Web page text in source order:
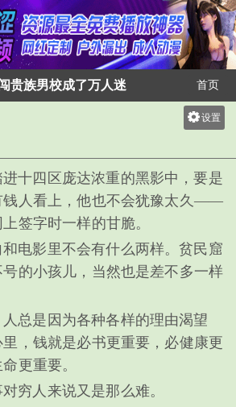
贵族男校成了万人迷 首页
设置
十四区庞达浓重的黑影中，要是
钱人看上，他也不会犹豫太久——
签字时一样的甘脆。
电影里不会有什么两样。贫民窟
的小孩儿，当然也是差不多一样
总是因为各种各样的理由渴望
，钱就是必书更重要，必健康更
更重要。
穷人来说又是那么难。